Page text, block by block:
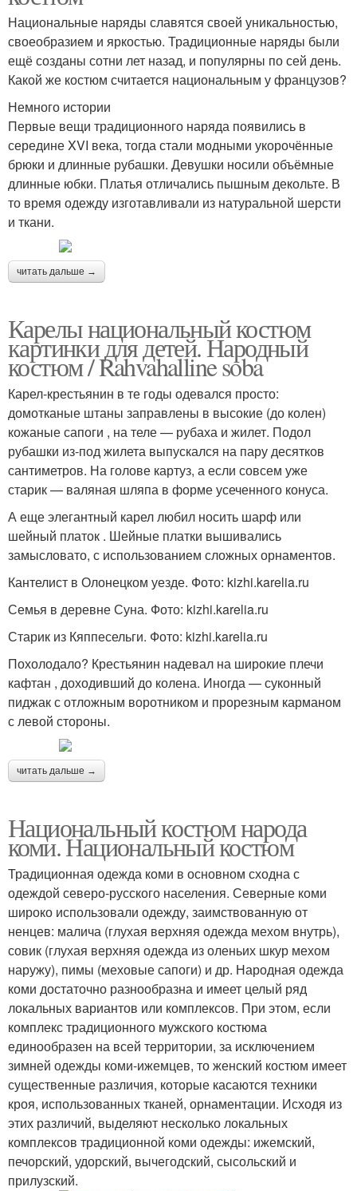
Национальные наряды славятся своей уникальностью,
своеобразием и яркостью. Традиционные наряды были
ещё созданы сотни лет назад, и популярны по сей день.
Какой же костюм считается национальным у французов?
Немного истории
Первые вещи традиционного наряда появились в
середине XVI века, тогда стали модными укорочённые
брюки и длинные рубашки. Девушки носили объёмные
длинные юбки. Платья отличались пышным декольте. В
то время одежду изготавливали из натуральной шерсти
и ткани.
читать дальше →
Карелы национальный костюм
картинки для детей. Народный
костюм / Rahvahalline soba
Карел-крестьянин в те годы одевался просто:
домотканые штаны заправлены в высокие (до колен)
кожаные сапоги , на теле — рубаха и жилет. Подол
рубашки из-под жилета выпускался на пару десятков
сантиметров. На голове картуз, а если совсем уже
старик — валяная шляпа в форме усеченного конуса.
А еще элегантный карел любил носить шарф или
шейный платок . Шейные платки вышивались
замысловато, с использованием сложных орнаментов.
Кантелист в Олонецком уезде. Фото: kizhi.karelia.ru
Семья в деревне Суна. Фото: kizhi.karelia.ru
Старик из Кяппесельги. Фото: kizhi.karelia.ru
Похолодало? Крестьянин надевал на широкие плечи
кафтан , доходивший до колена. Иногда — суконный
пиджак с отложным воротником и прорезным карманом
с левой стороны.
читать дальше →
Национальный костюм народа
коми. Национальный костюм
Традиционная одежда коми в основном сходна с
одеждой северо-русского населения. Северные коми
широко использовали одежду, заимствованную от
ненцев: малича (глухая верхняя одежда мехом внутрь),
совик (глухая верхняя одежда из оленьих шкур мехом
наружу), пимы (меховые сапоги) и др. Народная одежда
коми достаточно разнообразна и имеет целый ряд
локальных вариантов или комплексов. При этом, если
комплекс традиционного мужского костюма
единообразен на всей территории, за исключением
зимней одежды коми-ижемцев, то женский костюм имеет
существенные различия, которые касаются техники
кроя, использованных тканей, орнаментации. Исходя из
этих различий, выделяют несколько локальных
комплексов традиционной коми одежды: ижемский,
печорский, удорский, вычегодский, сысольский и
прилузский.